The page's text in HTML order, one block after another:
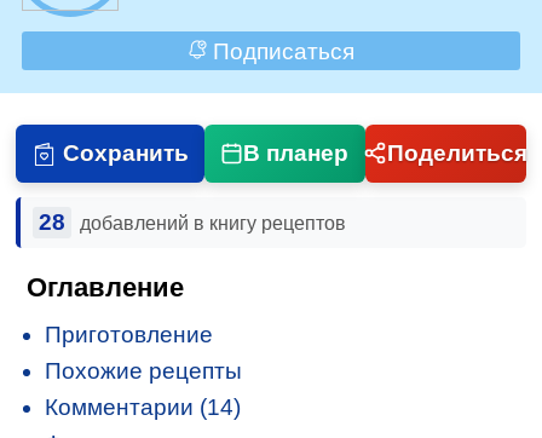
Подписаться
Сохранить В планер Поделиться
28 добавлений в книгу рецептов
Оглавление
Приготовление
Похожие рецепты
Комментарии (14)